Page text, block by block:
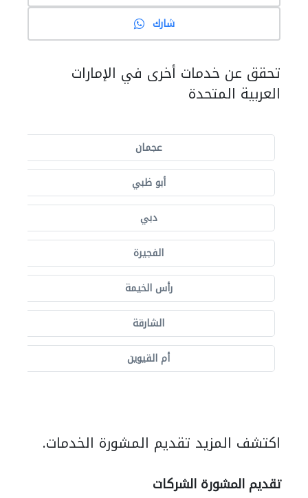
شارك
تحقق عن خدمات أخرى في الإمارات
العربية المتحدة
عجمان
أبو ظبي
دبي
الفجيرة
رأس الخيمة
الشارقة
أم القيوين
اكتشف المزيد تقديم المشورة الخدمات.
تقديم المشورة الشركات